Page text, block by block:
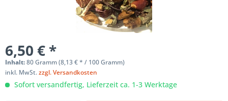
6,50 € *
Inhalt:80 Gramm (8,13 € * / 100 Gramm)
inkl. MwSt.zzgl. Versandkosten
Sofort versandfertig, Lieferzeit ca. 1-3 Werktage